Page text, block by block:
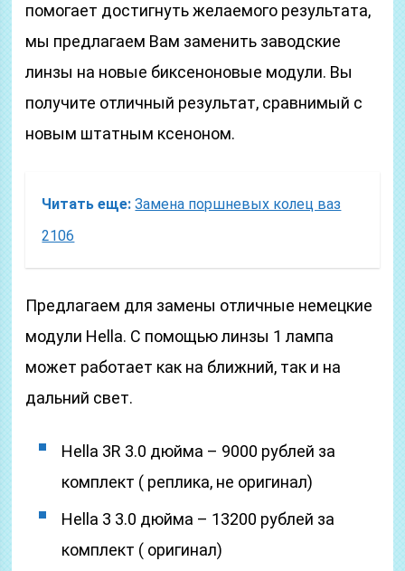
помогает достигнуть желаемого результата,
мы предлагаем Вам заменить заводские
линзы на новые биксеноновые модули. Вы
получите отличный результат, сравнимый с
новым штатным ксеноном.
Читать еще: Замена поршневых колец ваз
2106
Предлагаем для замены отличные немецкие
модули Hella. С помощью линзы 1 лампа
может работает как на ближний, так и на
дальний свет.
Hella 3R 3.0 дюйма – 9000 рублей за
комплект ( реплика, не оригинал)
Hella 3 3.0 дюйма – 13200 рублей за
комплект ( оригинал)